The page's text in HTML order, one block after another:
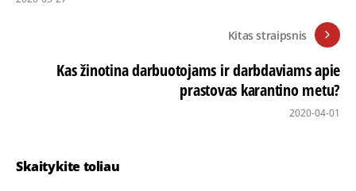
Kitas straipsnis
Kas žinotina darbuotojams ir darbdaviams apie
prastovas karantino metu?
2020-04-01
Skaitykite toliau